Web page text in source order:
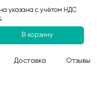
указана с учётом НДС
В корзину
Доставка Отзывы